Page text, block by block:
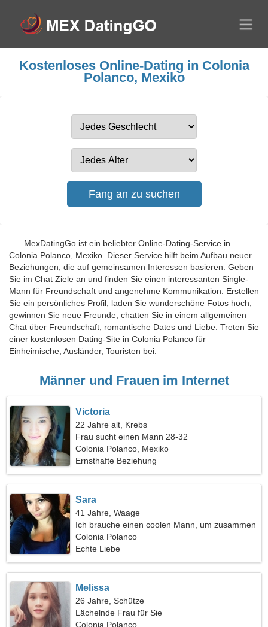
Kostenloses Online-Dating in Colonia
Polanco, Mexiko
MexDatingGo ist ein beliebter Online-Dating-Service in
Colonia Polanco, Mexiko. Dieser Service hilft beim Aufbau neuer
Beziehungen, die auf gemeinsamen Interessen basieren. Geben
Sie im Chat Ziele an und finden Sie einen interessanten Single-
Mann für Freundschaft und angenehme Kommunikation. Erstellen
Sie ein persönliches Profil, laden Sie wunderschöne Fotos hoch,
gewinnen Sie neue Freunde, chatten Sie in einem allgemeinen
Chat über Freundschaft, romantische Dates und Liebe. Treten Sie
einer kostenlosen Dating-Site in Colonia Polanco für
Einheimische, Ausländer, Touristen bei.
Männer und Frauen im Internet
Victoria
22 Jahre alt, Krebs
Frau sucht einen Mann 28-32
Colonia Polanco, Mexiko
Ernsthafte Beziehung
Sara
41 Jahre, Waage
Ich brauche einen coolen Mann, um zusammen
zu tanzen
Colonia Polanco
Echte Liebe
Melissa
26 Jahre, Schütze
Lächelnde Frau für Sie
Colonia Polanco